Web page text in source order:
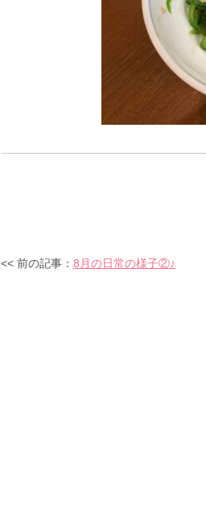
<< 前の記事： 8月の日常の様子②♪